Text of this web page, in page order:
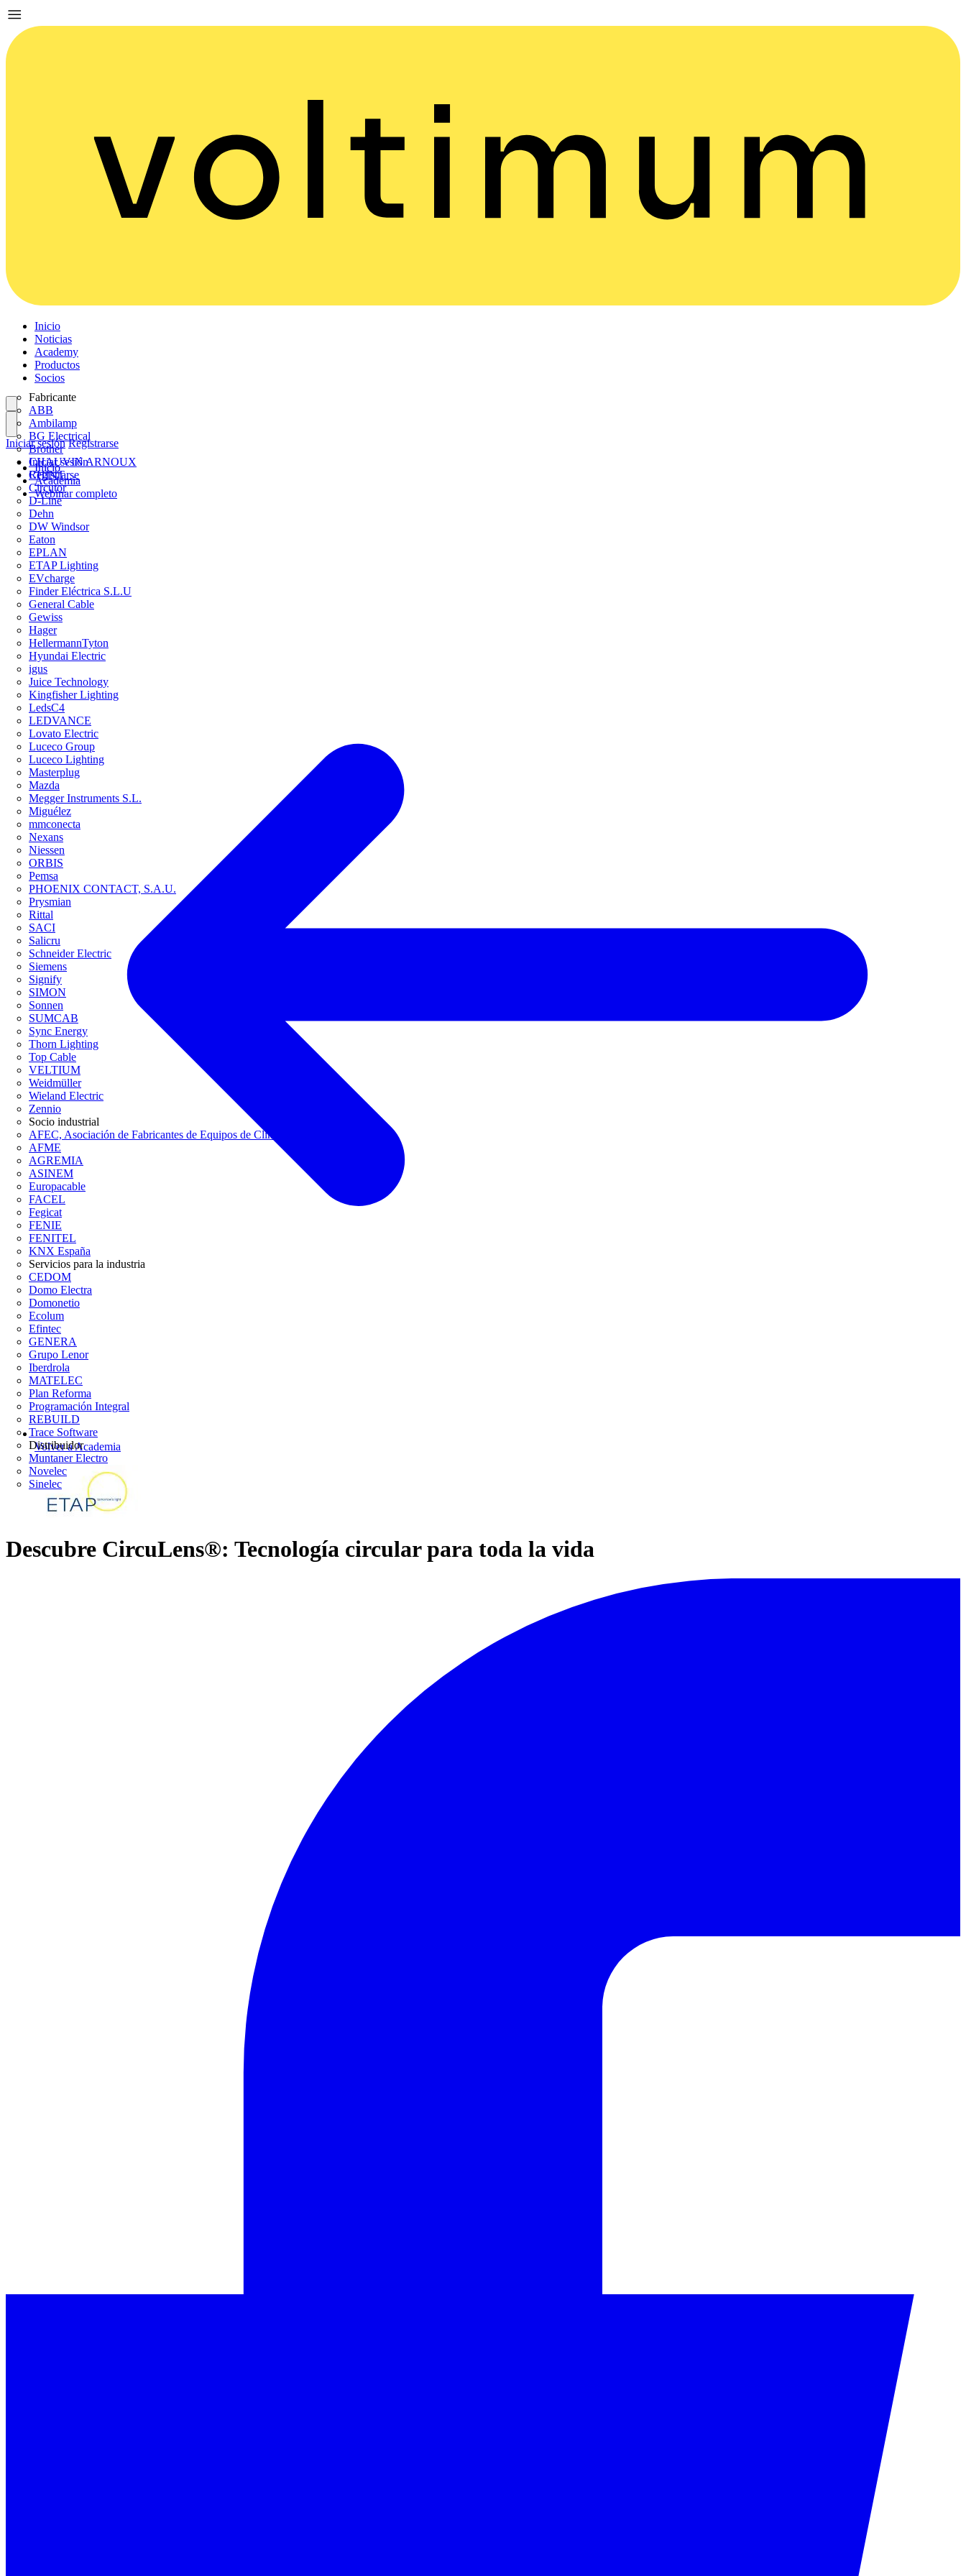
Inicio
Noticias
Academy
Productos
Socios
Fabricante
ABB
Ambilamp
BG Electrical
Brother
CHAUVIN ARNOUX
CHINT
Circutor
D-Line
Dehn
DW Windsor
Eaton
EPLAN
ETAP Lighting
EVcharge
Finder Eléctrica S.L.U
General Cable
Gewiss
Hager
HellermannTyton
Hyundai Electric
igus
Juice Technology
Kingfisher Lighting
LedsC4
LEDVANCE
Lovato Electric
Luceco Group
Luceco Lighting
Masterplug
Mazda
Megger Instruments S.L.
Miguélez
mmconecta
Nexans
Niessen
ORBIS
Pemsa
PHOENIX CONTACT, S.A.U.
Prysmian
Rittal
SACI
Salicru
Schneider Electric
Siemens
Signify
SIMON
Sonnen
SUMCAB
Sync Energy
Thorn Lighting
Top Cable
VELTIUM
Weidmüller
Wieland Electric
Zennio
Socio industrial
AFEC, Asociación de Fabricantes de Equipos de Climatización
AFME
AGREMIA
ASINEM
Europacable
FACEL
Fegicat
FENIE
FENITEL
KNX España
Servicios para la industria
CEDOM
Domo Electra
Domonetio
Ecolum
Efintec
GENERA
Grupo Lenor
Iberdrola
MATELEC
Plan Reforma
Programación Integral
REBUILD
Trace Software
Distribuidor
Muntaner Electro
Novelec
Sinelec
Iniciar sesión
Registrarse
Iniciar sesión Registrarse
Inicio
Academia
Webinar completo
Volver a Academia
Descubre CircuLens®: Tecnología circular para toda la vida